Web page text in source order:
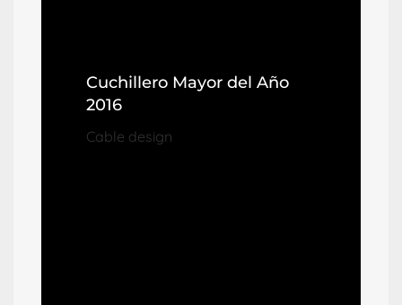
Cuchillero Mayor del Año
2016
Cable design